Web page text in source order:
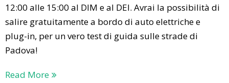
12:00 alle 15:00 al DIM e al DEI. Avrai la possibilità di
salire gratuitamente a bordo di auto elettriche e
plug-in, per un vero test di guida sulle strade di
Padova!
Read More